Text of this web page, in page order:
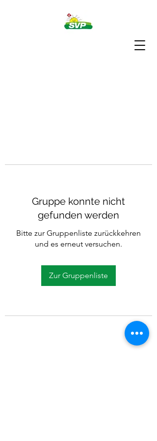
Gruppe konnte nicht
gefunden werden
Bitte zur Gruppenliste zurückkehren
und es erneut versuchen.
Zur Gruppenliste